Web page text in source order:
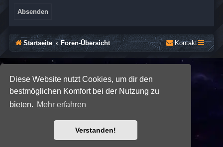
Diese Website nutzt Cookies, um dir den
bestmöglichen Komfort bei der Nutzung zu
bieten. Mehr erfahren
Verstanden!
Startseite Foren-Übersicht Kontakt
® Forum Software © phpBB Limited
Deutsche Übersetzung durch